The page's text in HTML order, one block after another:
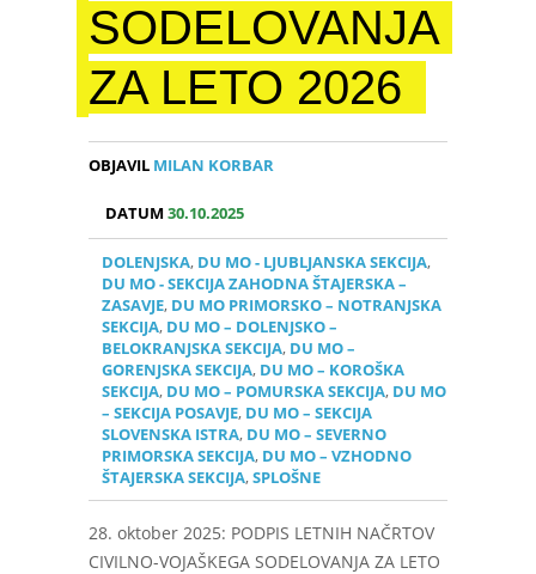
SODELOVANJA
ZA LETO 2026
OBJAVIL MILAN KORBAR
DATUM30.10.2025
DOLENJSKA, DU MO - LJUBLJANSKA SEKCIJA,
DU MO - SEKCIJA ZAHODNA ŠTAJERSKA –
ZASAVJE, DU MO PRIMORSKO – NOTRANJSKA
SEKCIJA, DU MO – DOLENJSKO –
BELOKRANJSKA SEKCIJA, DU MO –
GORENJSKA SEKCIJA, DU MO – KOROŠKA
SEKCIJA, DU MO – POMURSKA SEKCIJA, DU MO
– SEKCIJA POSAVJE, DU MO – SEKCIJA
SLOVENSKA ISTRA, DU MO – SEVERNO
PRIMORSKA SEKCIJA, DU MO – VZHODNO
ŠTAJERSKA SEKCIJA,SPLOŠNE
28. oktober 2025: PODPIS LETNIH NAČRTOV
CIVILNO-VOJAŠKEGA SODELOVANJA ZA LETO